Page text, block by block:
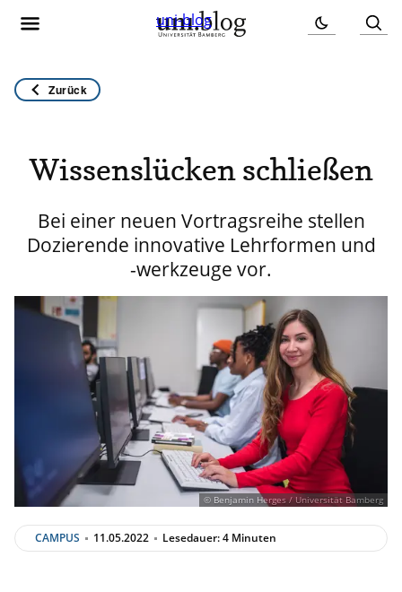
uni-blog
Zurück
Wissenslücken schließen
Bei einer neuen Vortragsreihe stellen
Dozierende innovative Lehrformen und
-werkzeuge vor.
© Benjamin Herges / Universität Bamberg
CAMPUS 11.05.2022 Lesedauer: 4 Minuten